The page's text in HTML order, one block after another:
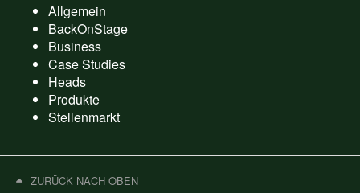
Allgemein
BackOnStage
Business
Case Studies
Heads
Produkte
Stellenmarkt
ZURÜCK NACH OBEN